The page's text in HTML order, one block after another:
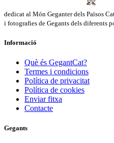
dedicat al Món Geganter dels Països
i fotografies de Gegants dels diferents
Informació
Què és GegantCat?
Termes i condicions
Política de privacitat
Política de cookies
Enviar fitxa
Contacte
Gegants